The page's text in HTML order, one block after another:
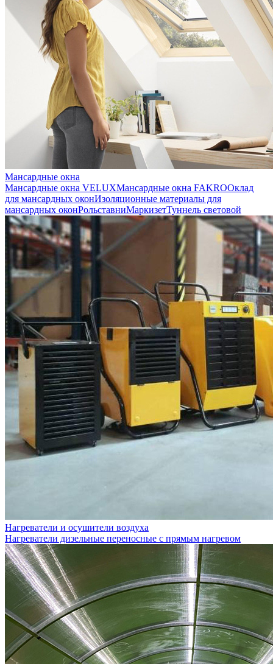
Мансардные окна
Мансардные окна VELUXМансардные окна FAKROОклад
для мансардных оконИзоляционные материалы для
мансардных оконРольставниМаркизетТуннель световой
Нагреватели и осушители воздуха
Нагреватели дизельные переносные с прямым нагревом